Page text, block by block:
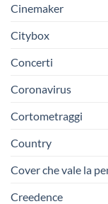
Cinemaker
Citybox
Concerti
Coronavirus
Cortometraggi
Country
Cover che vale la
Creedence